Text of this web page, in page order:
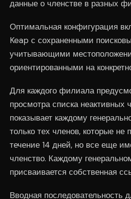
данные о членстве в разных
Оптимальная конфигурация
Keap с сохраненными
учитывающими
ориентированными на
Для каждого филиала
просмотра списка неактивных
показывает каждому
только тех членов, которые не
течение 14 дней, но все еще
членство. Каждому
присваивается собственная
Вводная последовательность